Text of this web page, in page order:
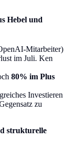
Hebel und
Mitarbeiter)
im Juli. Ken
80% im Plus
Investieren
zu
strukturelle